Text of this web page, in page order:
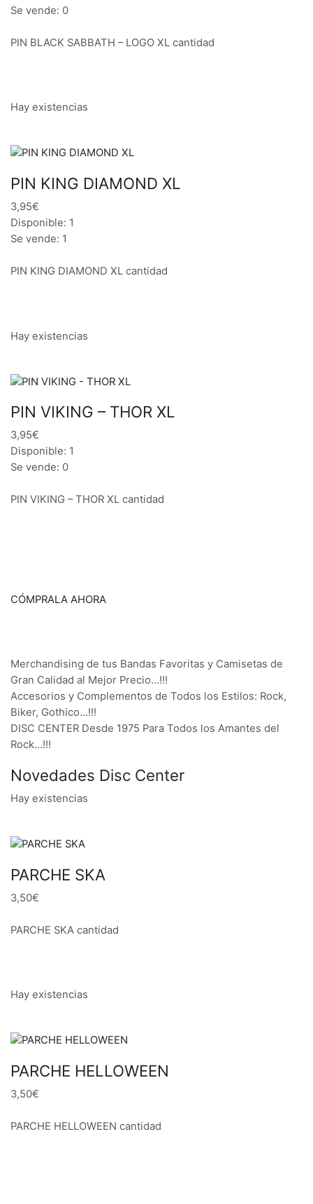
Se vende: 0
PIN BLACK SABBATH – LOGO XL cantidad
Hay existencias
PIN KING DIAMOND XL
3,95€
Disponible: 1
Se vende: 1
PIN KING DIAMOND XL cantidad
Hay existencias
PIN VIKING – THOR XL
3,95€
Disponible: 1
Se vende: 0
PIN VIKING – THOR XL cantidad
CÓMPRALA AHORA
Merchandising de tus Bandas Favoritas y Camisetas de
Gran Calidad al Mejor Precio…!!!
Accesorios y Complementos de Todos los Estilos: Rock,
Biker, Gothico…!!!
DISC CENTER Desde 1975 Para Todos los Amantes del
Rock…!!!
Novedades Disc Center
Hay existencias
PARCHE SKA
3,50€
PARCHE SKA cantidad
Hay existencias
PARCHE HELLOWEEN
3,50€
PARCHE HELLOWEEN cantidad